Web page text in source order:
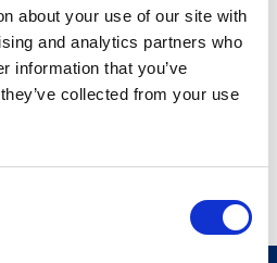
about your use of our site with
and analytics partners who
information that you’ve
collected from your use